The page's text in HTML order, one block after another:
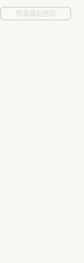
學員課前通知